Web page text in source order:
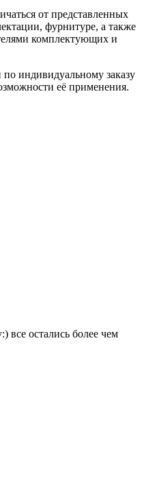
от представленных
фурнитуре, а также
комплектующих и
индивидуальному заказу
её применения.
все остались более чем